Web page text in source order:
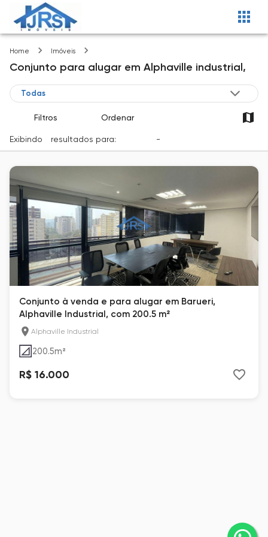
Home Imóveis
Conjunto para alugar em Alphaville industrial,
Filtros Ordenar
Exibindo resultados para: -
Conjunto à venda e para alugar em Barueri,
Alphaville Industrial, com 200.5 m²
Alphaville Industrial
200.5m²
R$ 16.000